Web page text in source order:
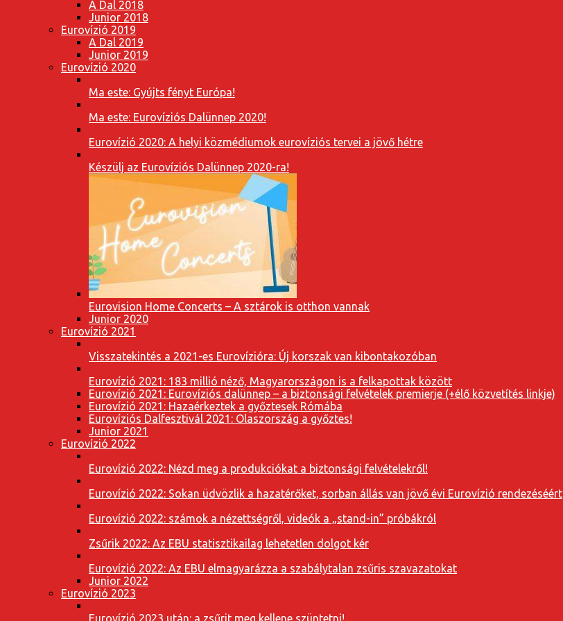
A Dal 2018
Junior 2018
Eurovízió 2019
A Dal 2019
Junior 2019
Eurovízió 2020
Ma este: Gyújts fényt Európa!
Ma este: Eurovíziós Dalünnep 2020!
Eurovízió 2020: A helyi közmédiumok eurovíziós tervei a jövő hétre
Készülj az Eurovíziós Dalünnep 2020-ra!
Eurovision Home Concerts – A sztárok is otthon vannak
Junior 2020
Eurovízió 2021
Visszatekintés a 2021-es Eurovízióra: Új korszak van kibontakozóban
Eurovízió 2021: 183 millió néző, Magyarországon is a felkapottak között
Eurovízió 2021: Eurovíziós dalünnep – a biztonsági felvételek premierje (+élő közvetítés linkje)
Eurovízió 2021: Hazaérkeztek a győztesek Rómába
Eurovíziós Dalfesztivál 2021: Olaszország a győztes!
Junior 2021
Eurovízió 2022
Eurovízió 2022: Nézd meg a produkciókat a biztonsági felvételekről!
Eurovízió 2022: Sokan üdvözlik a hazatérőket, sorban állás van jövő évi Eurovízió rendezéséért
Eurovízió 2022: számok a nézettségről, videók a „stand-in” próbákról
Zsűrik 2022: Az EBU statisztikailag lehetetlen dolgot kér
Eurovízió 2022: Az EBU elmagyarázza a szabálytalan zsűris szavazatokat
Junior 2022
Eurovízió 2023
Eurovízió 2023 után: a zsűrit meg kellene szüntetni!